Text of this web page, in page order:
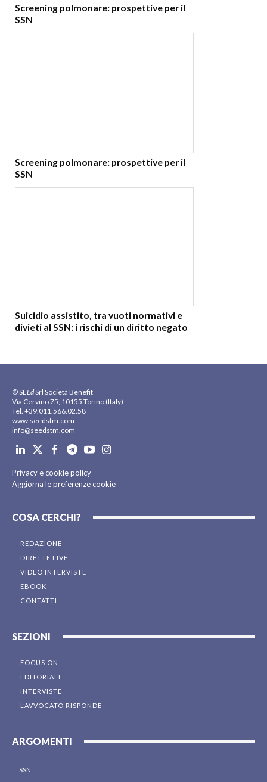
Screening polmonare: prospettive per il
SSN
Screening polmonare: prospettive per il
SSN
Suicidio assistito, tra vuoti normativi e
divieti al SSN: i rischi di un diritto negato
© SEEdSrl Società Benefit
Via Cervino 75, 10155 Torino (Italy)
Tel. +39.011.566.02.58
www.seedstm.com
info@seedstm.com
Privacy e cookie policy
Aggiorna le preferenze cookie
COSA CERCHI?
REDAZIONE
DIRETTE LIVE
VIDEO INTERVISTE
EBOOK
CONTATTI
SEZIONI
FOCUS ON
EDITORIALE
INTERVISTE
L’AVVOCATO RISPONDE
ARGOMENTI
SSN